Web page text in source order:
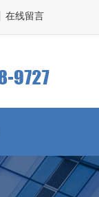
在线留言